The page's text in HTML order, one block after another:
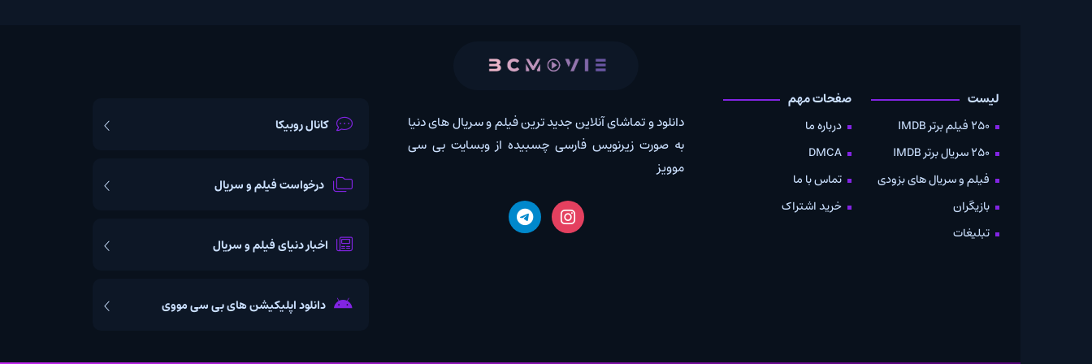
فیلم و سریال های بزودی
صفحات مهم
درباره ما
DMCA
تماس با ما
دانلود و تماشای آنلاین جدید ترین فیلم و سریال های دنیا
به صورت زیرنویس فارسی چسبیده از وبسایت بی سی
کانال روبیکا
درخواست فیلم و سریال
اخبار دنیای فیلم و سریال
دانلود اپلیکیشن های بی سی مووی